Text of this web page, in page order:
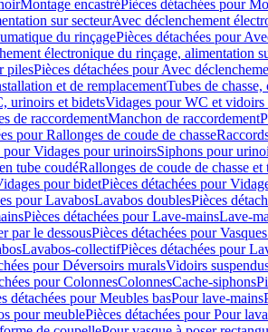
Montage encastréPièces détachées pour
sur secteurAvec déclenchement
du rinçagePièces détachées pour
électronique du rinçage, alimentation
pilesPièces détachées pour Avec
et de remplacementTubes de chasse,
urinoirs et bidetsVidages pour WC et vidoirs
de raccordementManchon de raccordement
pour Rallonges de coude de chasse
pour Vidages pour urinoirsSiphons pour
tube coudéRallonges de coude de chasse et
pour bidetPièces détachées pour
pour LavabosLavabos doublesPièces
Pièces détachées pour Lave-mainsLave-
par le dessousPièces détachées pour
Lavabos-collectifPièces détachées pour
pour Déversoirs muralsVidoirs
pour ColonnesColonnesCache-siphons
détachées pour Meubles basPour lave-mains
pour meublePièces détachées pour Pour